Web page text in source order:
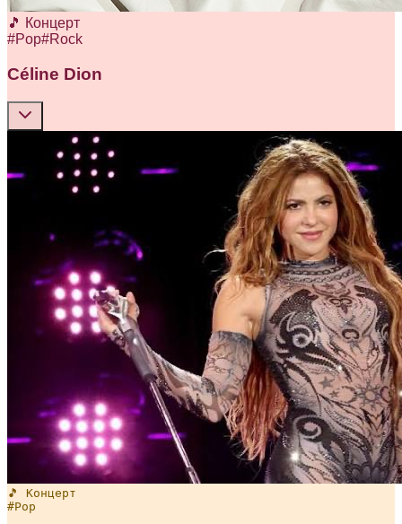
🎵 Концерт
#Pop#Rock
Céline Dion
🎵 Концерт
#Pop